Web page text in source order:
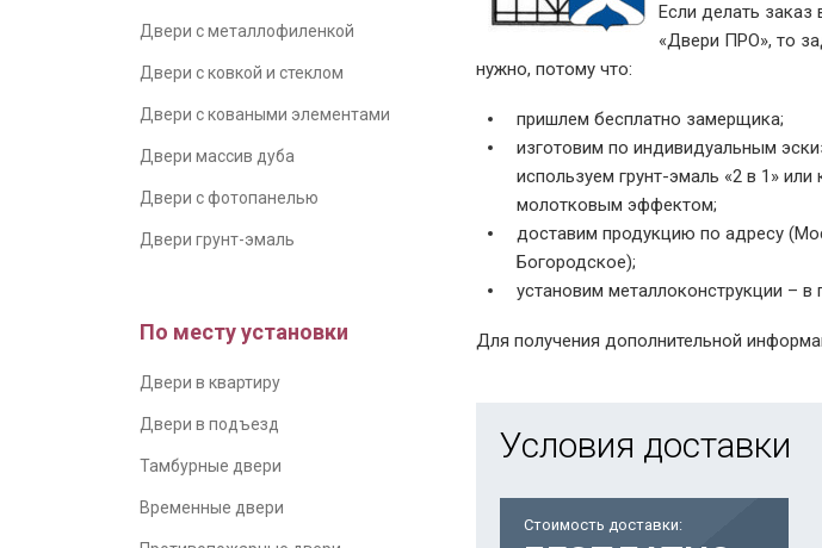
Двери с металлофиленкой
Двери с ковкой и стеклом
Двери с коваными элементами
Двери массив дуба
Двери с фотопанелью
Двери грунт-эмаль
По месту установки
Двери в квартиру
Двери в подъезд
Тамбурные двери
Временные двери
Если делать заказ
«Двери ПРО», то
нужно, потому что:
пришлем бесплатно замерщика;
изготовим по индивидуальным
используем грунт-эмаль «2 в 1» или
молотковым эффектом;
доставим продукцию по адресу
Богородское);
установим металлоконструкции –
Для получения дополнительной
Условия доставки
Стоимость доставки: